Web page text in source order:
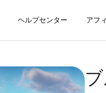
ヘルプセンター アフ